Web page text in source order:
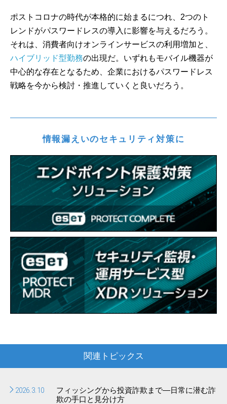
ポストコロナの時代が本格的に始まるにつれ、2つのト
レンドがパスワードレスの導入に影響を与えるだろう。
それは、消費者向けオンラインサービスの利用増加と、
ハイブリッド型勤務の出現だ。いずれもモバイル機器が
中心的な存在となるため、企業におけるパスワードレス
戦略を今から検討・推進していくと良いだろう。
情報漏えいのセキュリティ対策に
関連トピックス
2026.3.10
フィッシングから投資詐欺まで―日常に潜む詐
欺の手口と見分け方